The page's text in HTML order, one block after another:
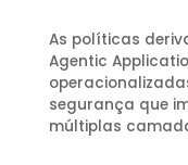
As políticas
Agentic
segurança que
múltiplas